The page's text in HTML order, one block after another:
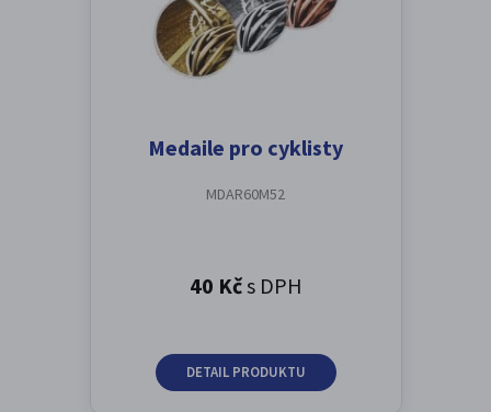
Medaile pro cyklisty
MDAR60M52
40 Kčs DPH
DETAIL PRODUKTU